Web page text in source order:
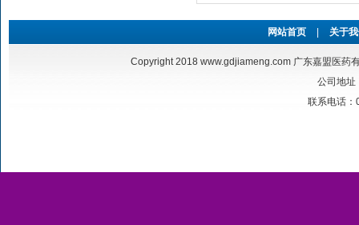
网站首页 关于
Copyright 2018 www.gdjiameng.com 广东嘉盟医药
公司地址
联系电话